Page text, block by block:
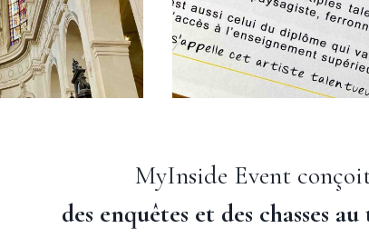
MyInside Event
des enquêtes et des chasses